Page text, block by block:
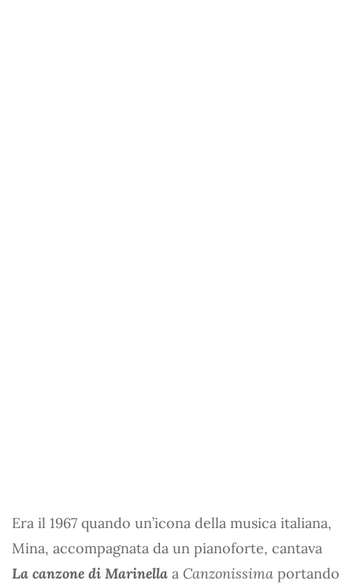
Era il 1967 quando un’icona della musica italiana,
Mina, accompagnata da un pianoforte, cantava
La canzone di Marinella a Canzonissima portando